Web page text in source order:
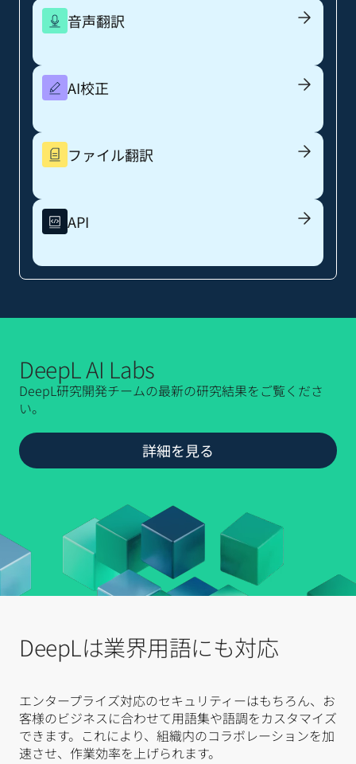
音声翻訳
AI校正
ファイル翻訳
API
DeepL AI Labs
DeepL研究開発チームの最新の研究結果をご覧くださ
い。
詳細を見る
DeepLは業界用語にも対応
エンタープライズ対応のセキュリティーはもちろん、お
客様のビジネスに合わせて用語集や語調をカスタマイズ
できます。これにより、組織内のコラボレーションを加
速させ、作業効率を上げられます。